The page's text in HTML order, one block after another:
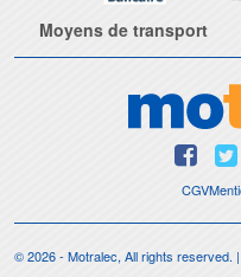
Moyens de transport
CGV
© 2026 - Motralec, All rights reserved.